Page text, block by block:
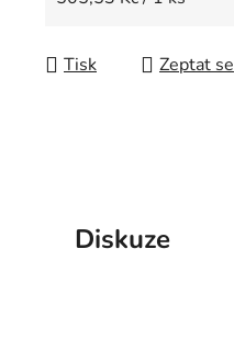
Tisk Zeptat se
Diskuze